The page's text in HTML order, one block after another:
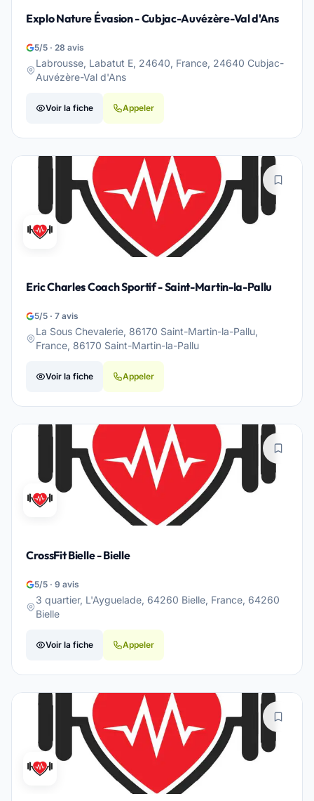
Explo Nature Évasion - Cubjac-Auvézère-Val d'Ans
5/5 · 28 avis
Labrousse, Labatut E, 24640, France, 24640 Cubjac-
Auvézère-Val d'Ans
Voir la fiche Appeler
Eric Charles Coach Sportif - Saint-Martin-la-Pallu
5/5 · 7 avis
La Sous Chevalerie, 86170 Saint-Martin-la-Pallu,
France, 86170 Saint-Martin-la-Pallu
Voir la fiche Appeler
CrossFit Bielle - Bielle
5/5 · 9 avis
3 quartier, L'Ayguelade, 64260 Bielle, France, 64260
Bielle
Voir la fiche Appeler